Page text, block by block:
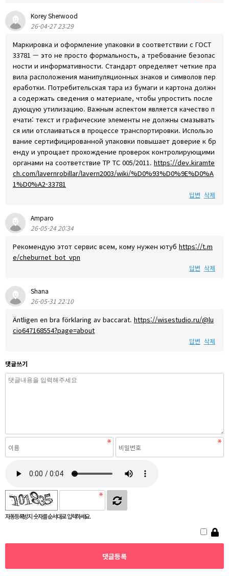
Korey Sherwood
26-04-27 23:29
Маркировка и оформление упаковки в соответствии с ГОСТ
33781 — это не просто формальность, а требование безопас
ности и информативности. Стандарт определяет четкие пра
вила расположения манипуляционных знаков и символов пер
еработки. Потребительская тара из бумаги и картона должн
а содержать сведения о материале, чтобы упростить после
дующую утилизацию. Важным аспектом является качество п
ечати: текст и графические элементы не должны смазывать
ся или отслаиваться в процессе транспортировки. Использо
вание сертифицированной упаковки повышает доверие к бр
енду и упрощает прохождение проверок контролирующими
органами на соответствие ТР ТС 005/2011. https://dev.kiramte
ch.com/lavernrobillar/lavern2003/wiki/%D0%93%D0%9E%D0%A
1%D0%A2-33781
답변 삭제
Amparo
26-05-24 20:34
Рекомендую этот сервис всем, кому нужен ютуб https://t.m
e/cheburnet_bot_vpn
답변 삭제
Shana
26-05-31 22:10
Äntligen en bra förklaring av baccarat. https://wisestudio.ru/@lu
cio647168554?page=about
답변 삭제
댓글쓰기
자동등록방지 숫자를 순서대로 입력하세요.